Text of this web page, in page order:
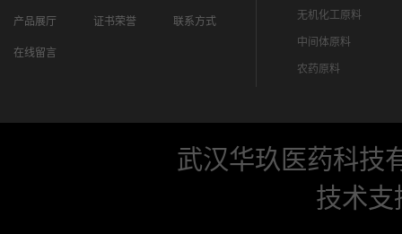
产品展厅 证书荣誉 联系方式
在线留言
无机化工原料
中间体原料
农药原料
武汉华玖医药科技
技术